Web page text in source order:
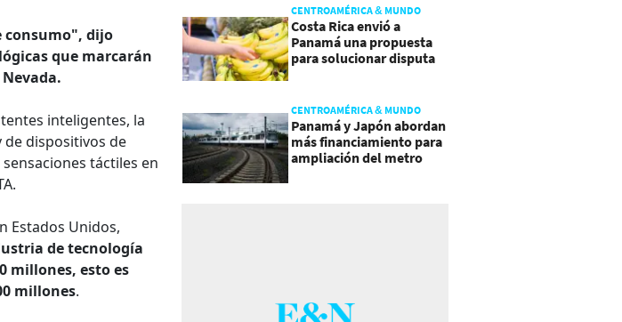
consumo", dijo
que marcarán
Nevada.
inteligentes, la
de dispositivos de
táctiles en
Estados Unidos,
de tecnología
millones, esto es
millones.
CENTROAMÉRICA & MUNDO
Costa Rica envió a
Panamá una propuesta
para solucionar disputa
CENTROAMÉRICA & MUNDO
Panamá y Japón abordan
más financiamiento para
ampliación del metro